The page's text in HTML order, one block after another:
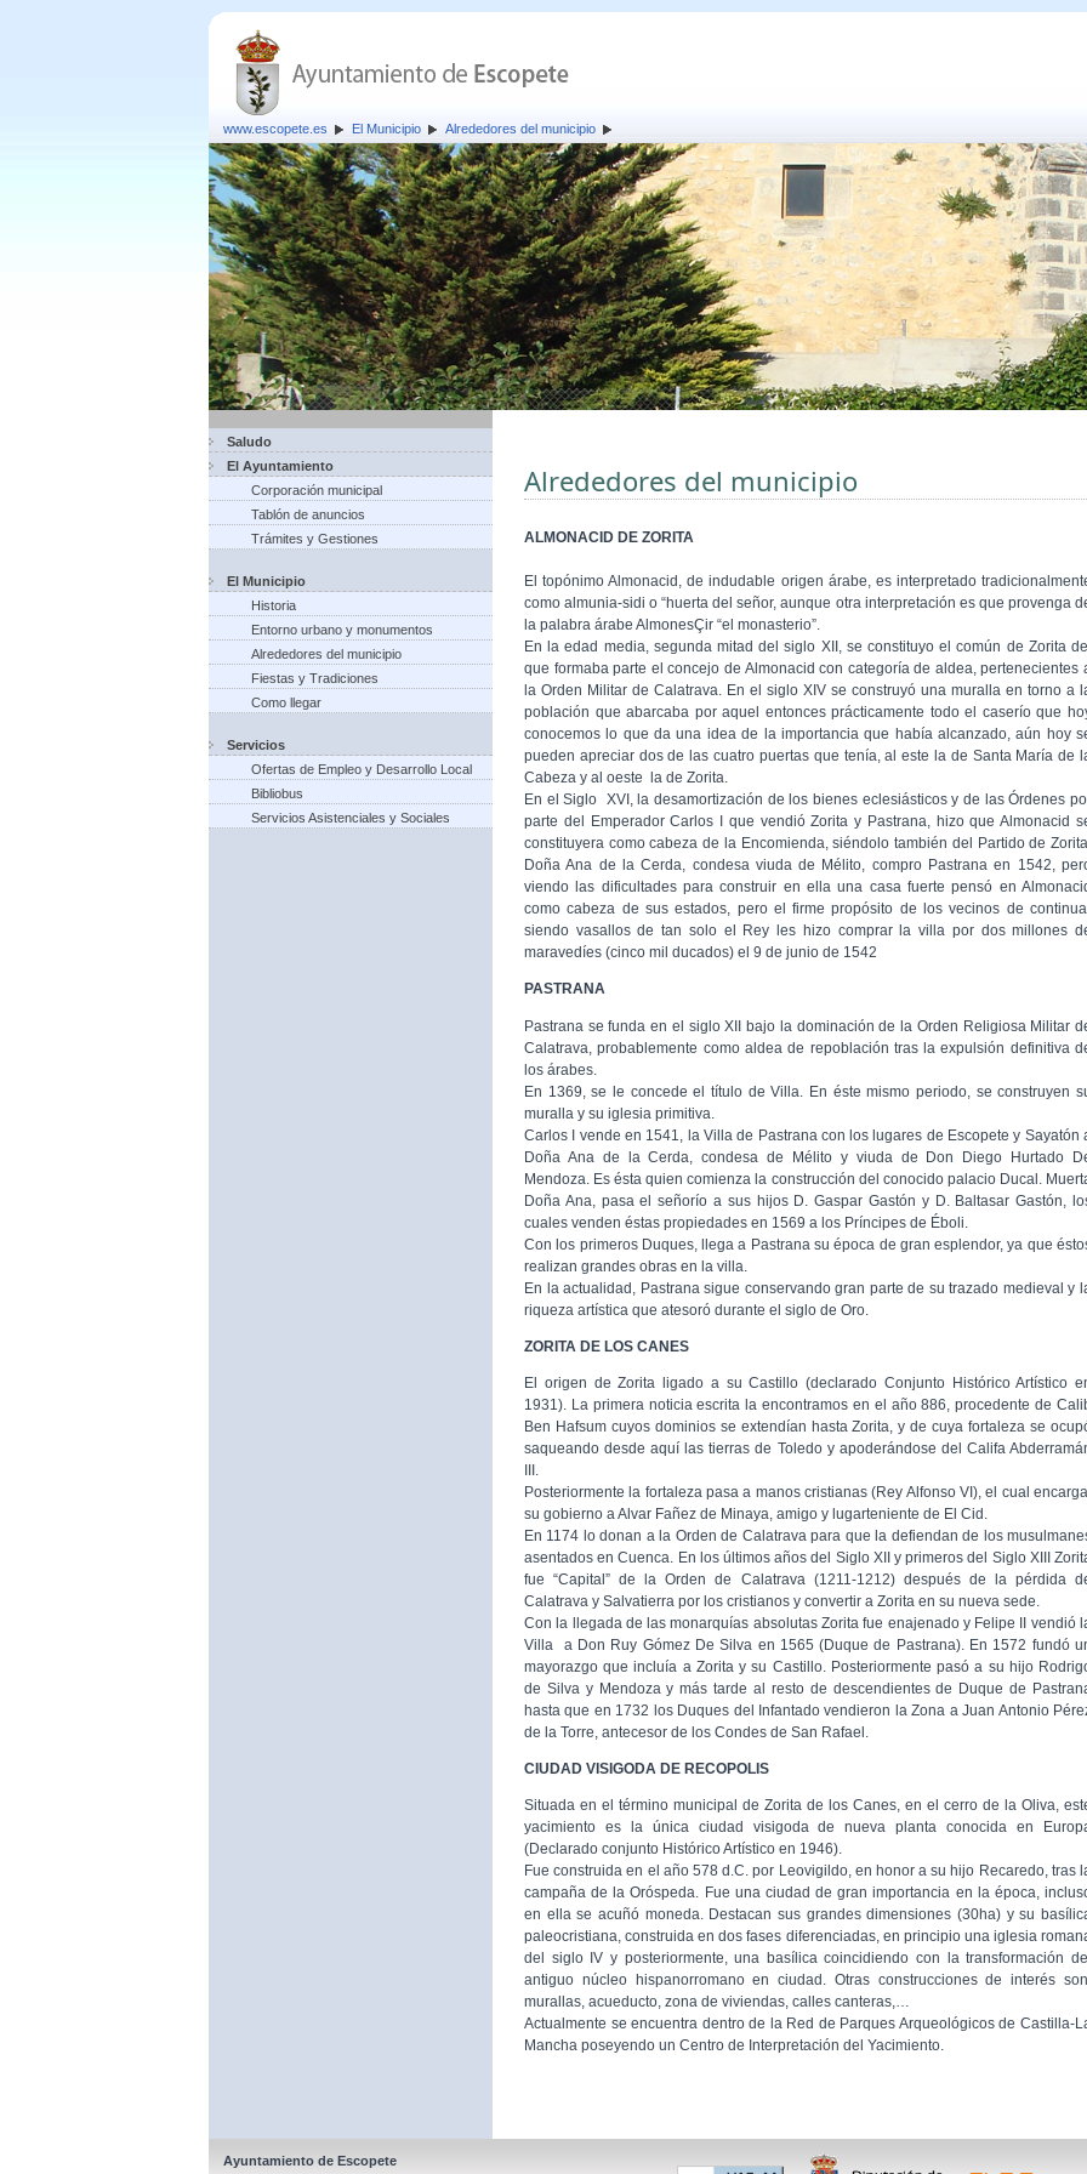
www.escopete.es El Municipio Alrededores del municipio
Saludo
El Ayuntamiento
Corporación municipal
Tablón de anuncios
Trámites y Gestiones
El Municipio
Historia
Entorno urbano y monumentos
Alrededores del municipio
Fiestas y Tradiciones
Como llegar
Servicios
Ofertas de Empleo y Desarrollo Local
Bibliobus
Servicios Asistenciales y Sociales
Alrededores del municipio
ALMONACID DE ZORITA
El topónimo Almonacid, de indudable origen árabe, es interpretado
como almunia-sidi o “huerta del señor, aunque otra interpretación es que provenga
la palabra árabe AlmonesÇir “el monasterio”.
En la edad media, segunda mitad del siglo XII, se constituyo el común de Zorita del
que formaba parte el concejo de Almonacid con categoría de aldea, pertenecientes
la Orden Militar de Calatrava. En el siglo XIV se construyó una muralla en torno a
población que abarcaba por aquel entonces prácticamente todo el caserío que
conocemos lo que da una idea de la importancia que había alcanzado, aún hoy
pueden apreciar dos de las cuatro puertas que tenía, al este la de Santa María de
Cabeza y al oeste la de Zorita.
En el Siglo XVI, la desamortización de los bienes eclesiásticos y de las Órdenes
parte del Emperador Carlos I que vendió Zorita y Pastrana, hizo que Almonacid
constituyera como cabeza de la Encomienda, siéndolo también del Partido de
Doña Ana de la Cerda, condesa viuda de Mélito, compro Pastrana en 1542,
viendo las dificultades para construir en ella una casa fuerte pensó en
como cabeza de sus estados, pero el firme propósito de los vecinos de
siendo vasallos de tan solo el Rey les hizo comprar la villa por dos millones
maravedíes (cinco mil ducados) el 9 de junio de 1542
PASTRANA
Pastrana se funda en el siglo XII bajo la dominación de la Orden Religiosa Militar
Calatrava, probablemente como aldea de repoblación tras la expulsión definitiva
los árabes.
En 1369, se le concede el título de Villa. En éste mismo periodo, se construyen
muralla y su iglesia primitiva.
Carlos I vende en 1541, la Villa de Pastrana con los lugares de Escopete y Sayatón
Doña Ana de la Cerda, condesa de Mélito y viuda de Don Diego Hurtado
Mendoza. Es ésta quien comienza la construcción del conocido palacio Ducal.
Doña Ana, pasa el señorío a sus hijos D. Gaspar Gastón y D. Baltasar Gastón,
cuales venden éstas propiedades en 1569 a los Príncipes de Éboli.
Con los primeros Duques, llega a Pastrana su época de gran esplendor, ya que
realizan grandes obras en la villa.
En la actualidad, Pastrana sigue conservando gran parte de su trazado medieval y
riqueza artística que atesoró durante el siglo de Oro.
ZORITA DE LOS CANES
El origen de Zorita ligado a su Castillo (declarado Conjunto Histórico Artístico
1931). La primera noticia escrita la encontramos en el año 886, procedente de
Ben Hafsum cuyos dominios se extendían hasta Zorita, y de cuya fortaleza se
saqueando desde aquí las tierras de Toledo y apoderándose del Califa
III.
Posteriormente la fortaleza pasa a manos cristianas (Rey Alfonso VI), el cual encarga
su gobierno a Alvar Fañez de Minaya, amigo y lugarteniente de El Cid.
En 1174 lo donan a la Orden de Calatrava para que la defiendan de los
asentados en Cuenca. En los últimos años del Siglo XII y primeros del Siglo XIII
fue “Capital” de la Orden de Calatrava (1211-1212) después de la pérdida
Calatrava y Salvatierra por los cristianos y convertir a Zorita en su nueva sede.
Con la llegada de las monarquías absolutas Zorita fue enajenado y Felipe II vendió
Villa a Don Ruy Gómez De Silva en 1565 (Duque de Pastrana). En 1572 fundó
mayorazgo que incluía a Zorita y su Castillo. Posteriormente pasó a su hijo
de Silva y Mendoza y más tarde al resto de descendientes de Duque de
hasta que en 1732 los Duques del Infantado vendieron la Zona a Juan Antonio
de la Torre, antecesor de los Condes de San Rafael.
CIUDAD VISIGODA DE RECOPOLIS
Situada en el término municipal de Zorita de los Canes, en el cerro de la Oliva,
yacimiento es la única ciudad visigoda de nueva planta conocida en
(Declarado conjunto Histórico Artístico en 1946).
Fue construida en el año 578 d.C. por Leovigildo, en honor a su hijo Recaredo, tras
campaña de la Oróspeda. Fue una ciudad de gran importancia en la época,
en ella se acuñó moneda. Destacan sus grandes dimensiones (30ha) y su
paleocristiana, construida en dos fases diferenciadas, en principio una iglesia
del siglo IV y posteriormente, una basílica coincidiendo con la transformación del
antiguo núcleo hispanorromano en ciudad. Otras construcciones de interés
murallas, acueducto, zona de viviendas, calles canteras,…
Actualmente se encuentra dentro de la Red de Parques Arqueológicos de Castilla-
Mancha poseyendo un Centro de Interpretación del Yacimiento.
Ayuntamiento de Escopete